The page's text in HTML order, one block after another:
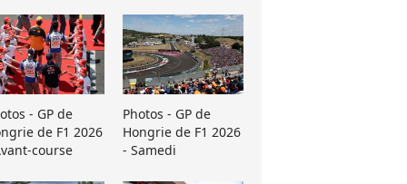
- GP de
de F1 2026
course
Photos - GP de
Hongrie de F1 2026
- Samedi